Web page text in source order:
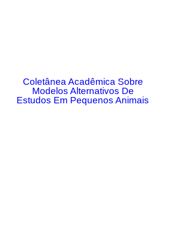
Coletânea Acadêmica Sobre
Modelos Alternativos De
Estudos Em Pequenos Animais